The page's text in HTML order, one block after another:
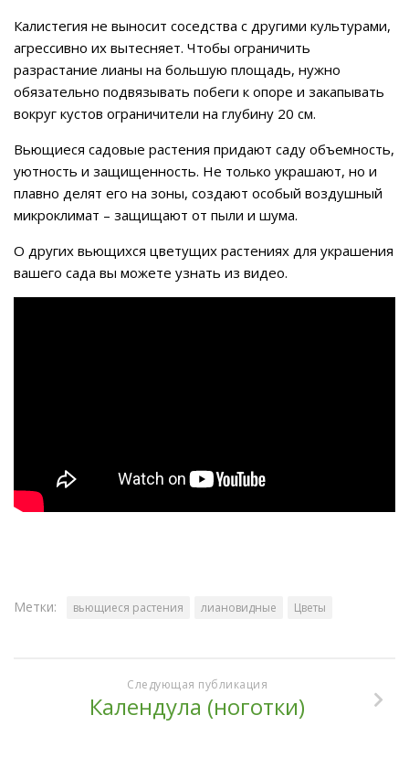
Калистегия не выносит соседства с другими культурами,
агрессивно их вытесняет. Чтобы ограничить
разрастание лианы на большую площадь, нужно
обязательно подвязывать побеги к опоре и закапывать
вокруг кустов ограничители на глубину 20 см.
Вьющиеся садовые растения придают саду объемность,
уютность и защищенность. Не только украшают, но и
плавно делят его на зоны, создают особый воздушный
микроклимат – защищают от пыли и шума.
О других вьющихся цветущих растениях для украшения
вашего сада вы можете узнать из видео.
Метки: вьющиеся растения лиановидные Цветы
Следующая публикация
Календула (ноготки)